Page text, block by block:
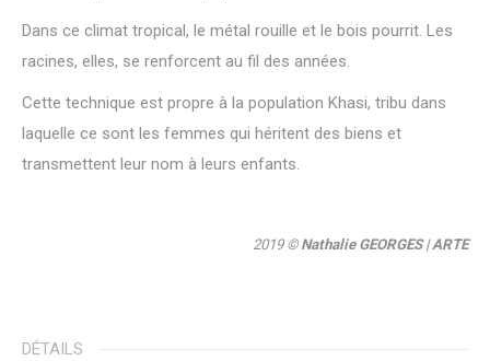
Dans ce climat tropical, le métal rouille et le bois pourrit. Les
racines, elles, se renforcent au fil des années.
Cette technique est propre à la population Khasi, tribu dans
laquelle ce sont les femmes qui héritent des biens et
transmettent leur nom à leurs enfants.
2019 © Nathalie GEORGES| ARTE
DÉTAILS